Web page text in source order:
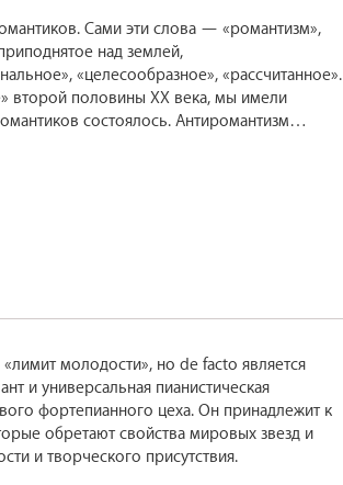
Сами эти слова — «романтизм»,
над землей,
«целесообразное», «рассчитанное».
второй половины ХХ века, мы имели
состоялось. Антиромантизм
молодости», но de facto является
и универсальная пианистическая
фортепианного цеха. Он принадлежит к
обретают свойства мировых звезд и
и творческого присутствия.